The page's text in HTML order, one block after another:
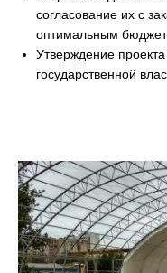
согласование их с
оптимальным
Утверждение
государственной